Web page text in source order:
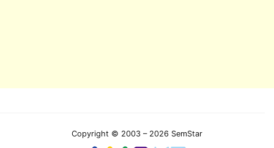
Copyright © 2003 – 2026 SemStar